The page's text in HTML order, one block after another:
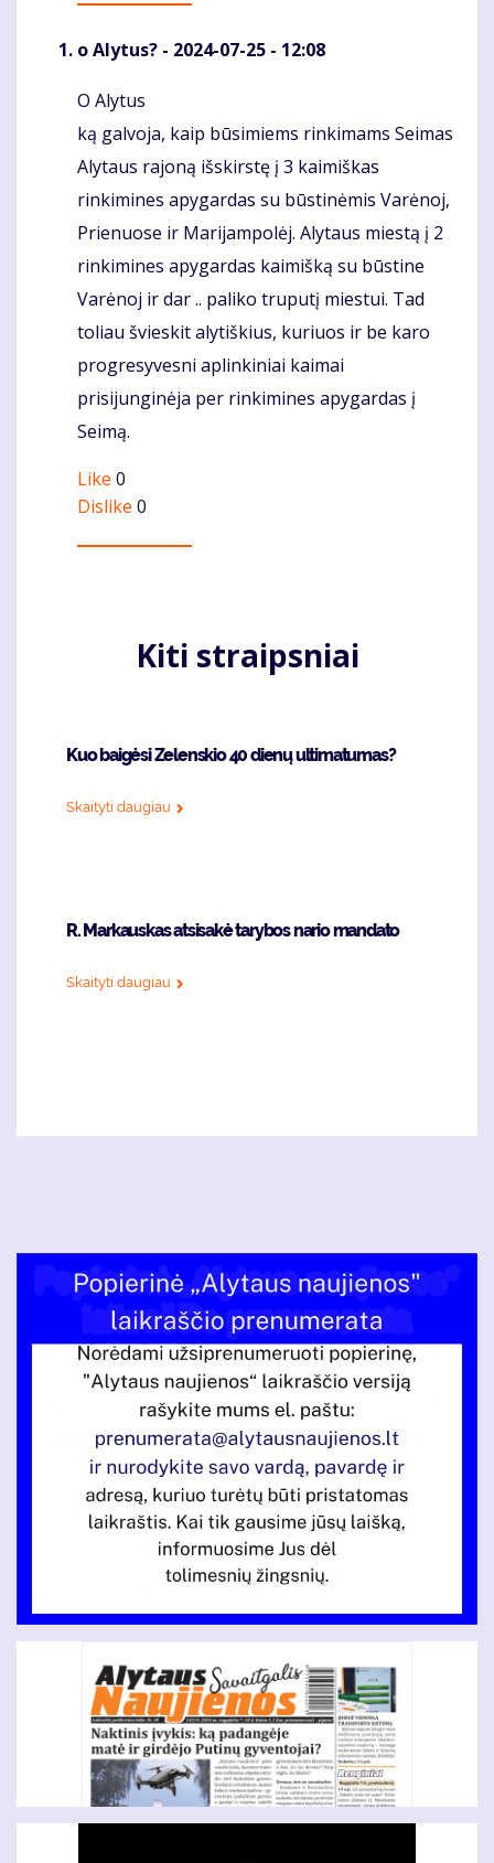
o Alytus? - 2024-07-25 - 12:08
Komentaras
O Alytus
ką galvoja, kaip būsimiems rinkimams Seimas
Alytaus rajoną išskirstę į 3 kaimiškas
rinkimines apygardas su būstinėmis Varėnoj,
Prienuose ir Marijampolėj. Alytaus miestą į 2
rinkimines apygardas kaimišką su būstine
Varėnoj ir dar .. paliko truputį miestui. Tad
toliau švieskit alytiškius, kuriuos ir be karo
progresyvesni aplinkiniai kaimai
prisijunginėja per rinkimines apygardas į
Seimą.
Like 0
Dislike 0
Kiti straipsniai
Kuo baigėsi Zelenskio 40 dienų ultimatumas?
Skaityti daugiau
R. Markauskas atsisakė tarybos nario mandato
Skaityti daugiau